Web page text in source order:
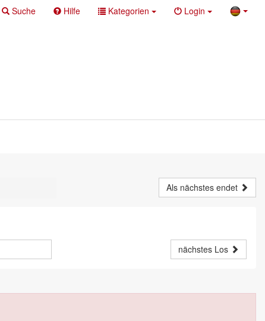
Suche Hilfe Kategorien Login
Als nächstes endet
nächstes Los